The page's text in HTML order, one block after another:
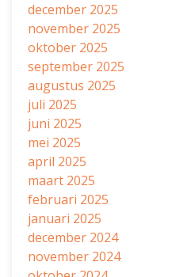
december 2025
november 2025
oktober 2025
september 2025
augustus 2025
juli 2025
juni 2025
mei 2025
april 2025
maart 2025
februari 2025
januari 2025
december 2024
november 2024